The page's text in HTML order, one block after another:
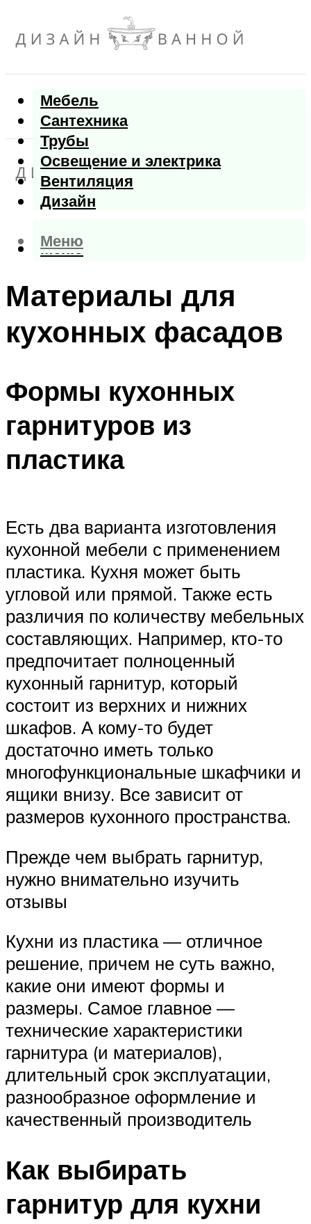
Мебель
Сантехника
Трубы
Освещение и электрика
Вентиляция
Дизайн
Меню
Меню
Материалы для
кухонных фасадов
Формы кухонных
гарнитуров из
пластика
Есть два варианта изготовления
кухонной мебели с применением
пластика. Кухня может быть
угловой или прямой. Также есть
различия по количеству мебельных
составляющих. Например, кто-то
предпочитает полноценный
кухонный гарнитур, который
состоит из верхних и нижних
шкафов. А кому-то будет
достаточно иметь только
многофункциональные шкафчики и
ящики внизу. Все зависит от
размеров кухонного пространства.
Прежде чем выбрать гарнитур,
нужно внимательно изучить
отзывы
Кухни из пластика — отличное
решение, причем не суть важно,
какие они имеют формы и
размеры. Самое главное —
технические характеристики
гарнитура (и материалов),
длительный срок эксплуатации,
разнообразное оформление и
качественный производитель
Как выбирать
гарнитур для кухни